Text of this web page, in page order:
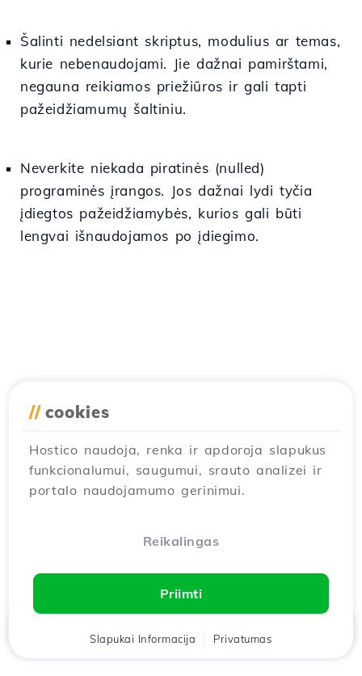
Šalinti nedelsiant skriptus, modulius ar temas,
kurie nebenaudojami. Jie dažnai pamirštami,
negauna reikiamos priežiūros ir gali tapti
pažeidžiamumų šaltiniu.
Neverkite niekada piratinės (nulled)
programinės įrangos. Jos dažnai lydi tyčia
įdiegtos pažeidžiamybės, kurios gali būti
lengvai išnaudojamos po įdiegimo.
// cookies
Hostico naudoja, renka ir apdoroja slapukus
funkcionalumui, saugumui, srauto analizei ir
portalo naudojamumo gerinimui.
Reikalingas
Priimti
Slapukai Informacija Privatumas
Klientas Krepšelis Pokalbis